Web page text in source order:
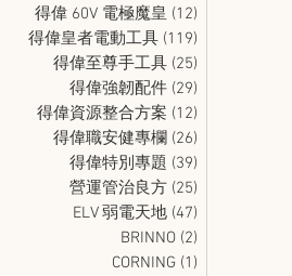
得偉 60V 電極魔皇 (12)
得偉皇者電動工具 (119)
得偉至尊手工具 (25)
得偉強韌配件 (29)
得偉資源整合方案 (12)
得偉職安健專欄 (26)
得偉特別專題 (39)
營運管治良方 (25)
ELV 弱電天地 (47)
BRINNO (2)
CORNING (1)